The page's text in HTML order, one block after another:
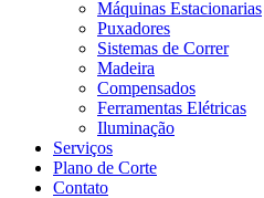
Máquinas Estacionarias
Puxadores
Sistemas de Correr
Madeira
Compensados
Ferramentas Elétricas
Iluminação
Serviços
Plano de Corte
Contato